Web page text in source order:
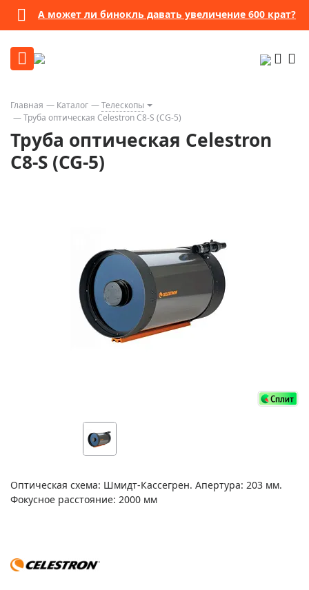
А может ли бинокль давать увеличение 600 крат?
Главная Каталог
Телескопы
Труба оптическая Celestron C8-S (CG-5)
Труба оптическая Celestron
C8-S (CG-5)
Оптическая схема: Шмидт-Кассегрен. Апертура: 203 мм.
Фокусное расстояние: 2000 мм